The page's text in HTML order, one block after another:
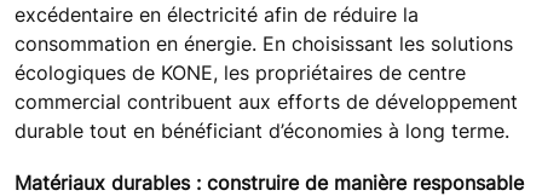
excédentaire en électricité afin de réduire la
consommation en énergie. En choisissant les solutions
écologiques de KONE, les propriétaires de centre
commercial contribuent aux efforts de développement
durable tout en bénéficiant d’économies à long terme.
Matériaux durables : construire de manière responsable